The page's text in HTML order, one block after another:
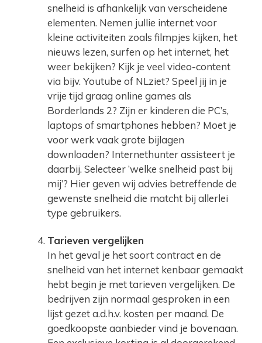
snelheid is afhankelijk van verscheidene
elementen. Nemen jullie internet voor
kleine activiteiten zoals filmpjes kijken, het
nieuws lezen, surfen op het internet, het
weer bekijken? Kijk je veel video-content
via bijv. Youtube of NLziet? Speel jij in je
vrije tijd graag online games als
Borderlands 2? Zijn er kinderen die PC’s,
laptops of smartphones hebben? Moet je
voor werk vaak grote bijlagen
downloaden? Internethunter assisteert je
daarbij. Selecteer ‘welke snelheid past bij
mij’? Hier geven wij advies betreffende de
gewenste snelheid die matcht bij allerlei
type gebruikers.
Tarieven vergelijken
In het geval je het soort contract en de
snelheid van het internet kenbaar gemaakt
hebt begin je met tarieven vergelijken. De
bedrijven zijn normaal gesproken in een
lijst gezet a.d.h.v. kosten per maand. De
goedkoopste aanbieder vind je bovenaan.